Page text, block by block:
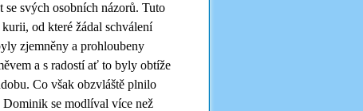
svých osobních názorů. Tuto
od které žádal schválení
zjemněny a prohloubeny
a s radostí ať to byly obtíže
Co však obzvláště plnilo
se modlíval více než